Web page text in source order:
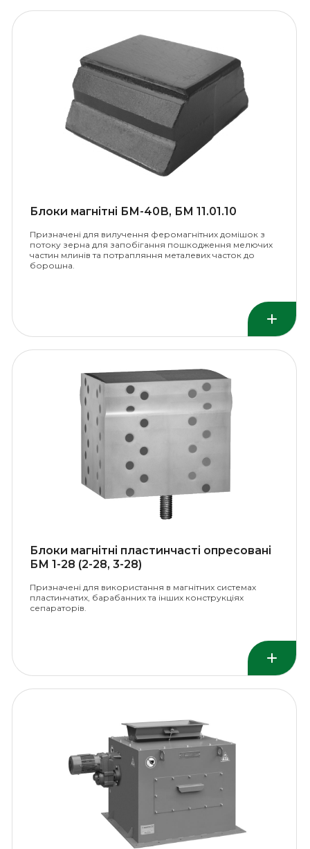
Блоки магнітні БМ-40В, БМ 11.01.10
Призначені для вилучення феромагнітних домішок з
потоку зерна для запобігання пошкодження мелючих
частин млинів та потрапляння металевих часток до
борошна.
Блоки магнітні пластинчасті опресовані
БМ 1-28 (2-28, 3-28)
Призначені для використання в магнітних системах
пластинчатих, барабанних та інших конструкціях
сепараторів.